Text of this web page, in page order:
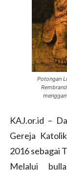
Potongan
KAJ.or.id –
Gereja
2016 sebagai
Melalui